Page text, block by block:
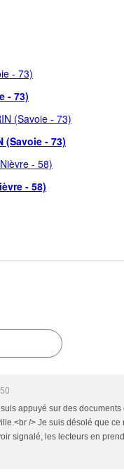
- 73)
(Savoie - 73)
- 58)
appuyé sur des
/> Je suis désolé que
signalé, les lecteurs en